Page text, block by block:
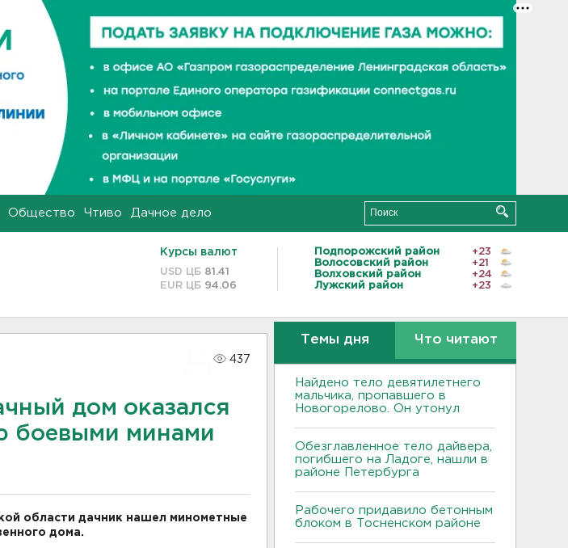
Общество Чтиво Дачное дело
Курсы валют
USD ЦБ 81.41
EUR ЦБ 94.06
Подпорожский район
+23
Волосовский район
+21
Волховский район
+24
Лужский район
+23
437
дом оказался
боевыми минами
области дачник нашел минометные
дома.
Темы дня Что читают
Найдено тело девятилетнего
мальчика, пропавшего в
Новогорелово. Он утонул
Обезглавленное тело дайвера,
погибшего на Ладоге, нашли в
районе Петербурга
Рабочего придавило бетонным
блоком в Тосненском районе